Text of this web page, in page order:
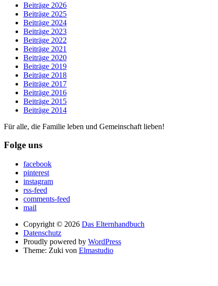
Beiträge 2026
Beiträge 2025
Beiträge 2024
Beiträge 2023
Beiträge 2022
Beiträge 2021
Beiträge 2020
Beiträge 2019
Beiträge 2018
Beiträge 2017
Beiträge 2016
Beiträge 2015
Beiträge 2014
Für alle, die Familie leben und Gemeinschaft lieben!
Folge uns
facebook
pinterest
instagram
rss-feed
comments-feed
mail
Copyright © 2026 Das Elternhandbuch
Datenschutz
Proudly powered by WordPress
Theme: Zuki von Elmastudio